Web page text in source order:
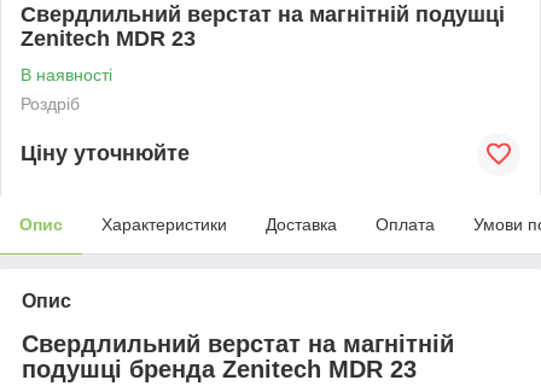
Свердлильний верстат на магнітній подушці
Zenitech MDR 23
В наявності
Роздріб
Ціну уточнюйте
Опис Характеристики Доставка Оплата Умови
Опис
Свердлильний верстат на магнітній
подушці бренда Zenitech MDR 23